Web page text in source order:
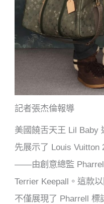
記者張杰倫報導
美國饒舌天王 Lil Baby
先展示了 Louis Vuitton
——由創意總監
Terrier Keepall。這款
不僅展現了 Pharrell 標